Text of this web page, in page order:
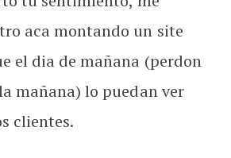
aca montando un site
el dia de mañana (perdon
mañana) lo puedan ver
clientes.